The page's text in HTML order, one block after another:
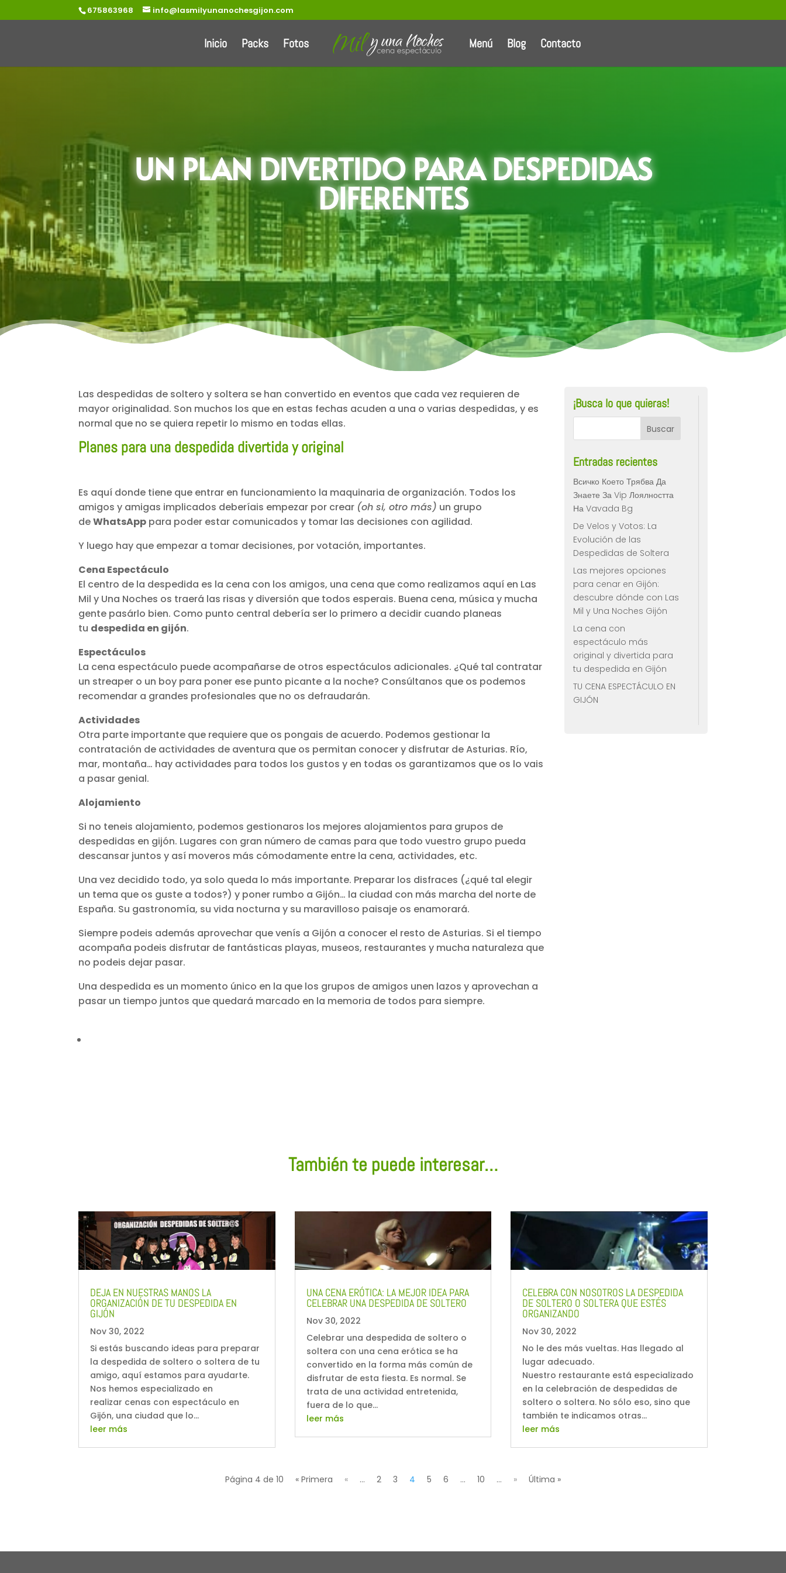
675863968 info@lasmilyunanochesgijon.com
Inicio Packs Fotos Menú Blog Contacto
UN PLAN DIVERTIDO PARA DESPEDIDAS
DIFERENTES
Las despedidas de soltero y soltera se han convertido en eventos que cada vez requieren de
mayor originalidad. Son muchos los que en estas fechas acuden a una o varias despedidas, y es
normal que no se quiera repetir lo mismo en todas ellas.
Planes para una despedida divertida y original
Es aquí donde tiene que entrar en funcionamiento la maquinaria de organización. Todos los
amigos y amigas implicados deberíais empezar por crear (oh si, otro más) un grupo
deWhatsApp para poder estar comunicados y tomar las decisiones con agilidad.
Y luego hay que empezar a tomar decisiones, por votación, importantes.
Cena Espectáculo
El centro de la despedida es la cena con los amigos, una cena que como realizamos aquí en Las
Mil y Una Noches os traerá las risas y diversión que todos esperais. Buena cena, música y mucha
gente pasárlo bien. Como punto central debería ser lo primero a decidir cuando planeas
tu despedida en gijón.
Espectáculos
La cena espectáculo puede acompañarse de otros espectáculos adicionales. ¿Qué tal contratar
un streaper o un boy para poner ese punto picante a la noche? Consúltanos que os podemos
recomendar a grandes profesionales que no os defraudarán.
Actividades
Otra parte importante que requiere que os pongais de acuerdo. Podemos gestionar la
contratación de actividades de aventura que os permitan conocer y disfrutar de Asturias. Río,
mar, montaña… hay actividades para todos los gustos y en todas os garantizamos que os lo vais
a pasar genial.
Alojamiento
Si no teneis alojamiento, podemos gestionaros los mejores alojamientos para grupos de
despedidas en gijón. Lugares con gran número de camas para que todo vuestro grupo pueda
descansar juntos y así moveros más cómodamente entre la cena, actividades, etc.
Una vez decidido todo, ya solo queda lo más importante. Preparar los disfraces (¿qué tal elegir
un tema que os guste a todos?) y poner rumbo a Gijón… la ciudad con más marcha del norte de
España. Su gastronomía, su vida nocturna y su maravilloso paisaje os enamorará.
Siempre podeis además aprovechar que venís a Gijón a conocer el resto de Asturias. Si el tiempo
acompaña podeis disfrutar de fantásticas playas, museos, restaurantes y mucha naturaleza que
no podeis dejar pasar.
Una despedida es un momento único en la que los grupos de amigos unen lazos y aprovechan a
pasar un tiempo juntos que quedará marcado en la memoria de todos para siempre.
¡Busca lo que quieras!
Entradas recientes
Всичко Което Трябва Да
Знаете За Vip Лоялността
На Vavada Bg
De Velos y Votos: La
Evolución de las
Despedidas de Soltera
Las mejores opciones
para cenar en Gijón:
descubre dónde con Las
Mil y Una Noches Gijón
La cena con
espectáculo más
original y divertida para
tu despedida en Gijón
TU CENA ESPECTÁCULO EN
GIJÓN
También te puede interesar…
DEJA EN NUESTRAS MANOS LA
ORGANIZACIÓN DE TU DESPEDIDA EN
GIJÓN
Nov 30, 2022
Si estás buscando ideas para preparar
la despedida de soltero o soltera de tu
amigo, aquí estamos para ayudarte.
Nos hemos especializado en
realizar cenas con espectáculo en
Gijón, una ciudad que lo...
leer más
UNA CENA ERÓTICA: LA MEJOR IDEA PARA
CELEBRAR UNA DESPEDIDA DE SOLTERO
Nov 30, 2022
Celebrar una despedida de soltero o
soltera con una cena erótica se ha
convertido en la forma más común de
disfrutar de esta fiesta. Es normal. Se
trata de una actividad entretenida,
fuera de lo que...
leer más
CELEBRA CON NOSOTROS LA DESPEDIDA
DE SOLTERO O SOLTERA QUE ESTÉS
ORGANIZANDO
Nov 30, 2022
No le des más vueltas. Has llegado al
lugar adecuado.
Nuestro restaurante está especializado
en la celebración de despedidas de
soltero o soltera. No sólo eso, sino que
también te indicamos otras...
leer más
Página 4 de 10 « Primera « ... 2 3 4 5 6 ... 10 ... » Última »